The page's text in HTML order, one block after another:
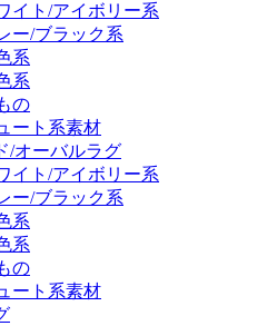
イト/アイボリー系
ー/ブラック系
系
系
の
ート系素材
/オーバルラグ
イト/アイボリー系
ー/ブラック系
系
系
の
ート系素材